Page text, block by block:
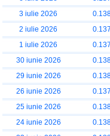
3 iulie 2026
2 iulie 2026
1 iulie 2026
30 iunie 2026
29 iunie 2026
26 iunie 2026
25 iunie 2026
24 iunie 2026